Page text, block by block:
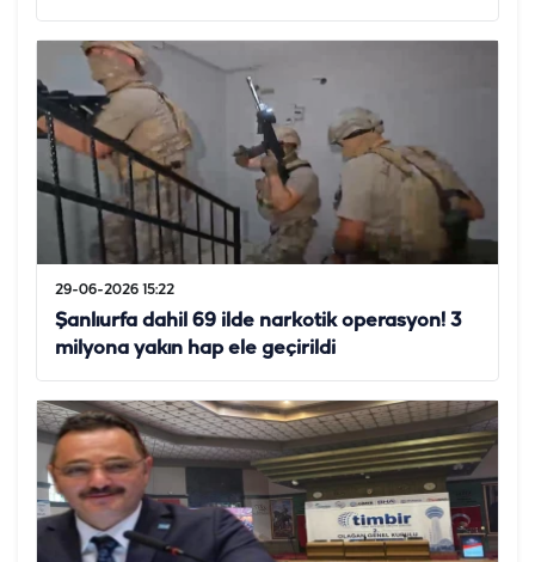
29-06-2026 15:22
Şanlıurfa dahil 69 ilde narkotik operasyon! 3
milyona yakın hap ele geçirildi